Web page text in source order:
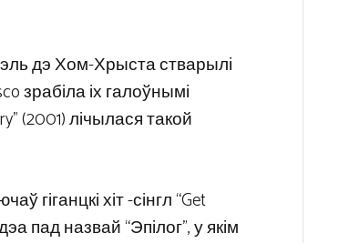
дэ Хом-Хрыста стварылі
зрабіла іх галоўнымі
(2001) лічылася такой
гіганцкі хіт -сінгл “Get
пад назвай “Эпілог”, у якім